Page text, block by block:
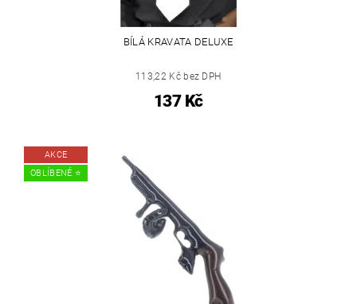
BÍLÁ KRAVATA DELUXE
113,22 Kč bez DPH
137 Kč
AKCE
OBLÍBENÉ ⭐️